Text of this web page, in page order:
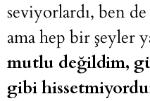
seviyorlardı, ben
ama hep bir şeyler
mutlu değildim,
gibi